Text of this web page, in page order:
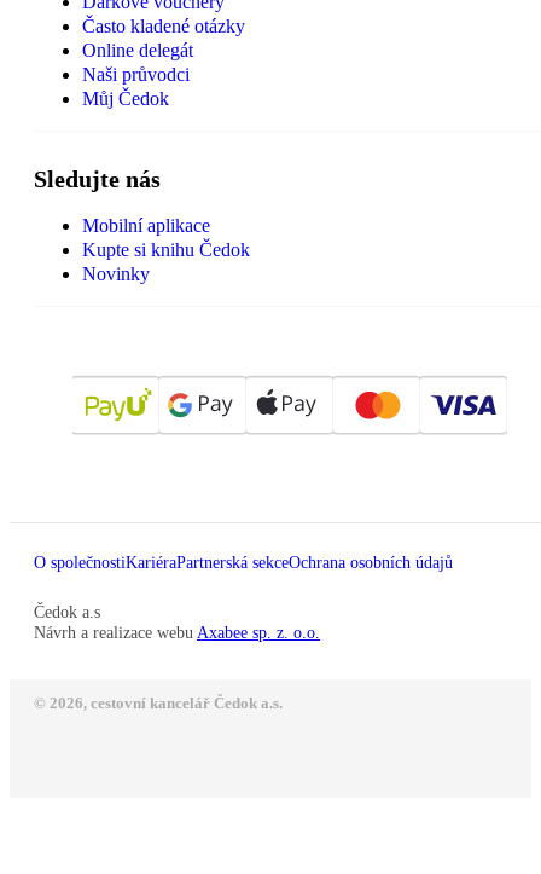
Často kladené otázky
Online delegát
Naši průvodci
Můj Čedok
Sledujte nás
Mobilní aplikace
Kupte si knihu Čedok
Novinky
O společnostiKariéraPartnerská sekceOchrana osobních údajů
Čedok a.s
Návrh a realizace webu Axabee sp. z. o.o.
© 2026, cestovní kancelář Čedok a.s.